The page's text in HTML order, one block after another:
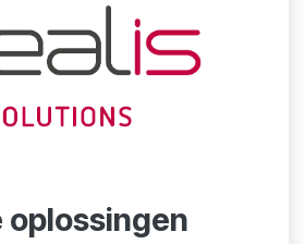
oplossingen